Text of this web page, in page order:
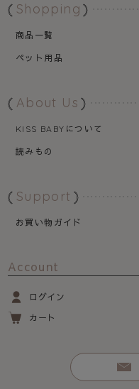
Shopping
商品一覧
ペット用品
About Us
KISS BABY について
読みもの
Support
お買い物ガイド
Account
ログイン
カート